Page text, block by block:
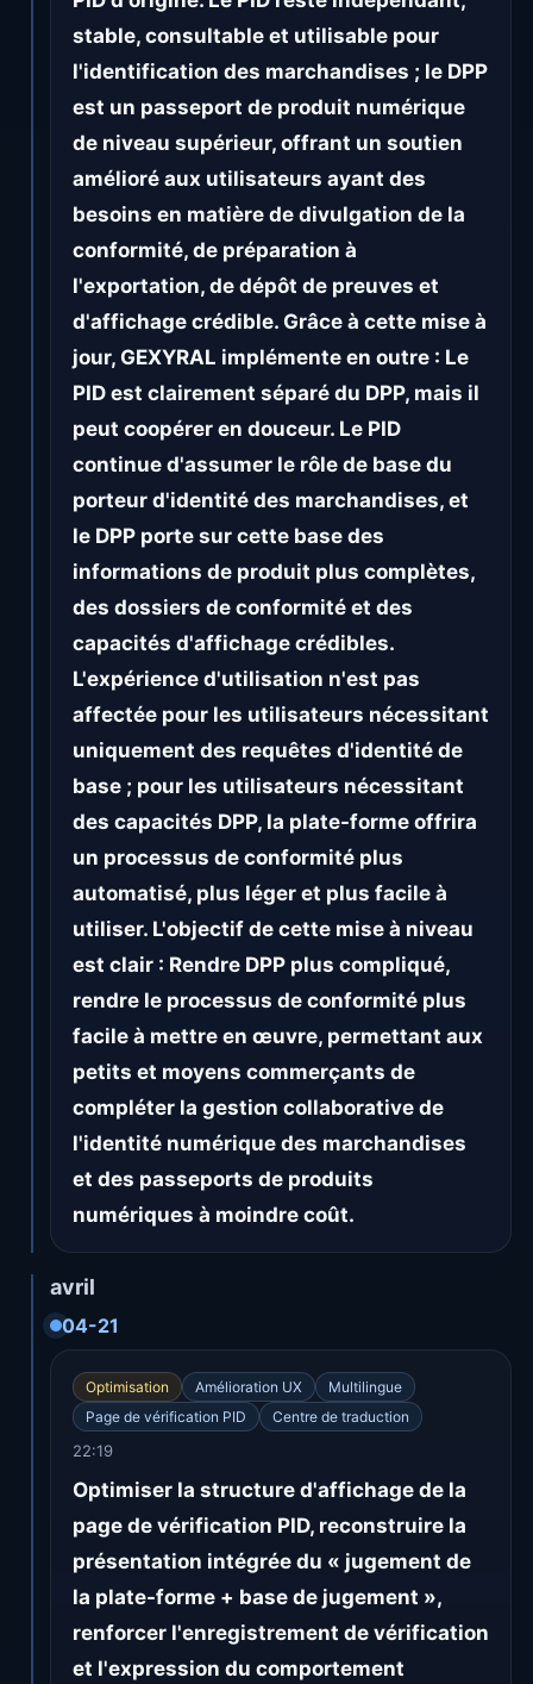
stable, consultable et utilisable pour
l'identification des marchandises ; le DPP
est un passeport de produit numérique
de niveau supérieur, offrant un soutien
amélioré aux utilisateurs ayant des
besoins en matière de divulgation de la
conformité, de préparation à
l'exportation, de dépôt de preuves et
d'affichage crédible. Grâce à cette mise à
jour, GEXYRAL implémente en outre : Le
PID est clairement séparé du DPP, mais il
peut coopérer en douceur. Le PID
continue d'assumer le rôle de base du
porteur d'identité des marchandises, et
le DPP porte sur cette base des
informations de produit plus complètes,
des dossiers de conformité et des
capacités d'affichage crédibles.
L'expérience d'utilisation n'est pas
affectée pour les utilisateurs nécessitant
uniquement des requêtes d'identité de
base ; pour les utilisateurs nécessitant
des capacités DPP, la plate-forme offrira
un processus de conformité plus
automatisé, plus léger et plus facile à
utiliser. L'objectif de cette mise à niveau
est clair : Rendre DPP plus compliqué,
rendre le processus de conformité plus
facile à mettre en œuvre, permettant aux
petits et moyens commerçants de
compléter la gestion collaborative de
l'identité numérique des marchandises
et des passeports de produits
numériques à moindre coût.
avril
04-21
Optimisation Amélioration UX
Multilingue
Page de vérification PID
Centre de traduction
22:19
Optimiser la structure d'affichage de la
page de vérification PID, reconstruire la
présentation intégrée du « jugement de
la plate-forme + base de jugement »,
renforcer l'enregistrement de vérification
et l'expression du comportement